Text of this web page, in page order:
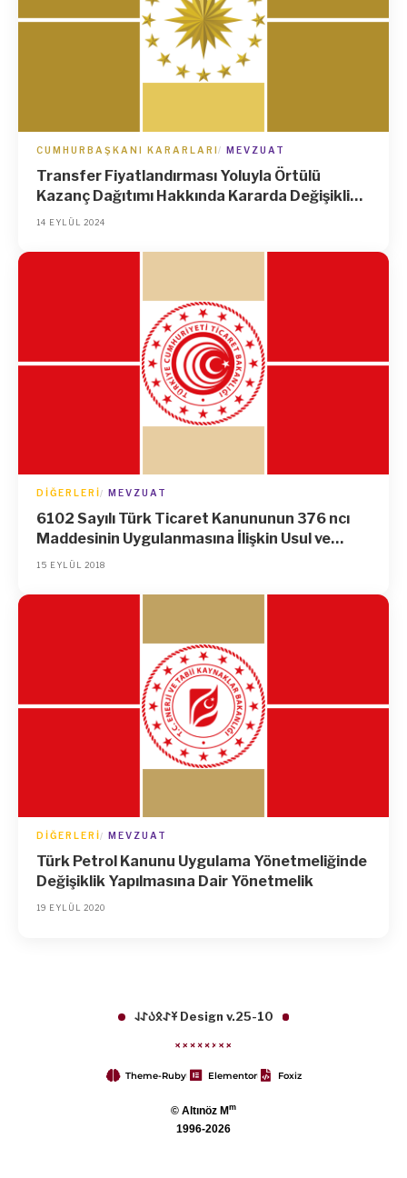
CUMHURBAŞKANI KARARLARI MEVZUAT
Transfer Fiyatlandırması Yoluyla Örtülü
Kazanç Dağıtımı Hakkında Kararda Değişiklik
Yapılmasına İlişkin Karar (Karar Sayısı: 8956)
14 EYLÜL 2024
DIĞERLERI MEVZUAT
6102 Sayılı Türk Ticaret Kanununun 376 ncı
Maddesinin Uygulanmasına İlişkin Usul ve
Esaslar Hakkında Tebliğ
15 EYLÜL 2018
DIĞERLERI MEVZUAT
Türk Petrol Kanunu Uygulama Yönetmeliğinde
Değişiklik Yapılmasına Dair Yönetmelik
19 EYLÜL 2020
𐱁𐰀𐰋𐰉𐰀𐰞 Design v.25-10
Theme-Ruby Elementor Foxiz
© Altınöz Mm
1996-2026